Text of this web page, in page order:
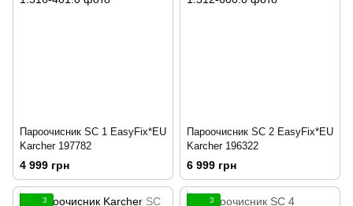
Пароочисник SC 1 EasyFix*EU
Karcher 197782
4 999 грн
Пароочисник SC 2 EasyFix*EU
Karcher 196322
6 999 грн
3
3